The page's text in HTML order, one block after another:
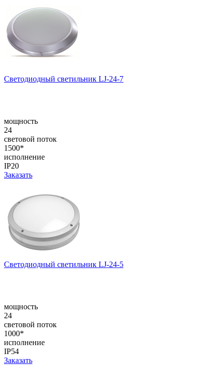
Светодиодный светильник LJ-24-7
мощность
24
световой поток
1500*
исполнение
IP20
Заказать
Светодиодный светильник LJ-24-5
мощность
24
световой поток
1000*
исполнение
IP54
Заказать